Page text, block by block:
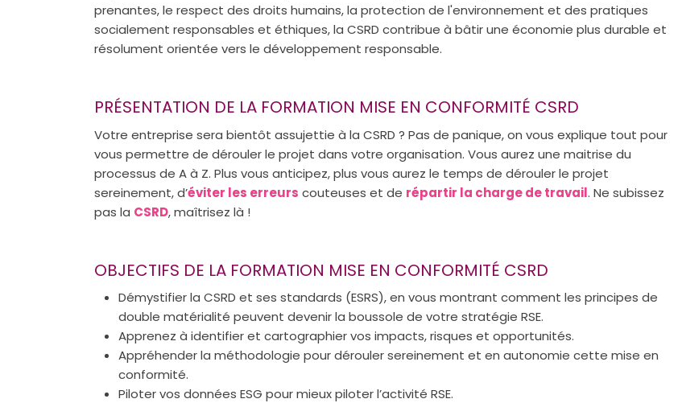
prenantes, le respect des droits humains, la protection de l'environnement et des pratiques
socialement responsables et éthiques, la CSRD contribue à bâtir une économie plus durable et
résolument orientée vers le développement responsable.
PRÉSENTATION DE LA FORMATION MISE EN CONFORMITÉ CSRD
Votre entreprise sera bientôt assujettie à la CSRD ? Pas de panique, on vous explique tout pour
vous permettre de dérouler le projet dans votre organisation. Vous aurez une maitrise du
processus de A à Z. Plus vous anticipez, plus vous aurez le temps de dérouler le projet
sereinement, d’éviter les erreurs couteuses et de répartir la charge de travail. Ne subissez
pas la CSRD, maîtrisez là !
OBJECTIFS DE LA FORMATION MISE EN CONFORMITÉ CSRD
Démystifier la CSRD et ses standards (ESRS), en vous montrant comment les principes de
double matérialité peuvent devenir la boussole de votre stratégie RSE.
Apprenez à identifier et cartographier vos impacts, risques et opportunités.
Appréhender la méthodologie pour dérouler sereinement et en autonomie cette mise en
conformité.
Piloter vos données ESG pour mieux piloter l’activité RSE.